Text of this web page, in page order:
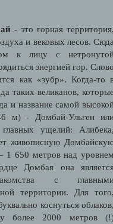
- это горная
и вековых лесов.
к лицу с
энергией гор.
как «зубр». Когда-то
таких великанов,
и название самой
м) - Домбай-Ульген
ущелий:
живописную
650 метров над
Домбая она
с
территории. Для
коснуться
более 2000 метров